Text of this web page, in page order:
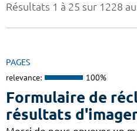
Résultats 1 à 25 sur 1228
PAGES
relevance: 100%
Formulaire de
résultats